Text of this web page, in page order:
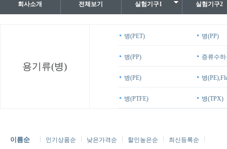
회사소개 전체보기 실험기구1 실험기구2
용기류(병)
병(PET) 병(PP)
병(PP) 증류수
병(PE) 병
병(PTFE) 병(TPX)
이름순 인기상품순 낮은가격순 할인높은순 최신등록순